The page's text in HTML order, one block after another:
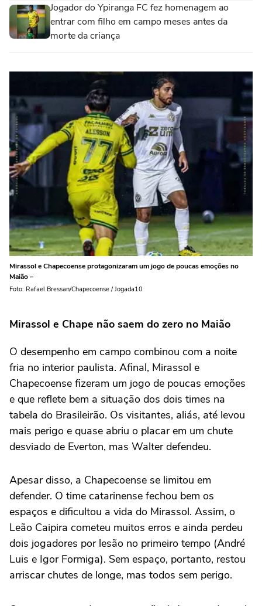
Jogador do Ypiranga FC fez homenagem ao
entrar com filho em campo meses antes da
morte da criança
Mirassol e Chapecoense protagonizaram um jogo de poucas emoções no
Maião –
Foto: Rafael Bressan/Chapecoense / Jogada10
Mirassol e Chape não saem do zero no Maião
O desempenho em campo combinou com a noite
fria no interior paulista. Afinal, Mirassol e
Chapecoense fizeram um jogo de poucas emoções
e que reflete bem a situação dos dois times na
tabela do Brasileirão. Os visitantes, aliás, até levou
mais perigo e quase abriu o placar em um chute
desviado de Everton, mas Walter defendeu.
Apesar disso, a Chapecoense se limitou em
defender. O time catarinense fechou bem os
espaços e dificultou a vida do Mirassol. Assim, o
Leão Caipira cometeu muitos erros e ainda perdeu
dois jogadores por lesão no primeiro tempo (André
Luis e Igor Formiga). Sem espaço, portanto, restou
arriscar chutes de longe, mas todos sem perigo.